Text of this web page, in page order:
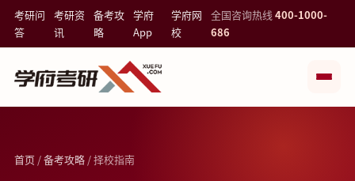
考研问
答
考研资
讯
备考攻
略
学府
App
学府网
校
全国咨询热线400-1000-
686
首页/备考攻略/ 择校指南